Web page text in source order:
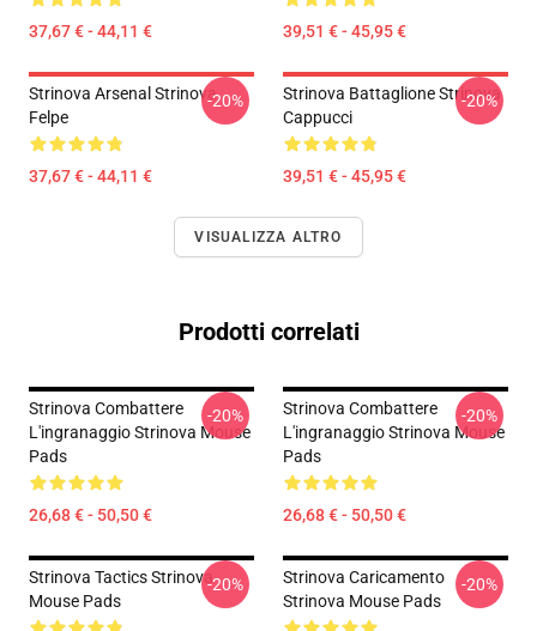
37,67 € - 44,11 € 39,51 € - 45,95 €
Strinova Arsenal Strinova
Felpe
37,67 € - 44,11 €
-20%
Strinova Battaglione Strinova
Cappucci
39,51 € - 45,95 €
-20%
VISUALIZZA ALTRO
Prodotti correlati
Strinova Combattere
L'ingranaggio Strinova Mouse
Pads
26,68 € - 50,50 €
-20%
Strinova Combattere
L'ingranaggio Strinova Mouse
Pads
26,68 € - 50,50 €
-20%
Strinova Tactics Strinova
Mouse Pads
-20%
Strinova Caricamento
Strinova Mouse Pads
-20%